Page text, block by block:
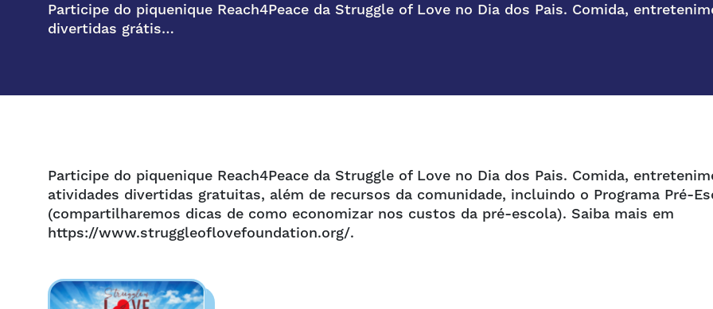
Participe do piquenique Reach4Peace da Struggle of Love no Dia dos Pais. Comida,
divertidas grátis…
Participe do piquenique Reach4Peace da Struggle of Love no Dia dos Pais. Comida,
atividades divertidas gratuitas, além de recursos da comunidade, incluindo o Programa Pré-
(compartilharemos dicas de como economizar nos custos da pré-escola). Saiba mais em
https://www.struggleoflovefoundation.org/.